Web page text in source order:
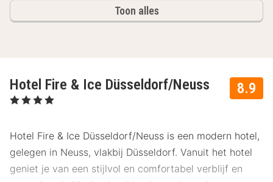
Toon alles
8.9
Hotel Fire & Ice Düsseldorf/Neuss
, 4 Sterren
Hotel Fire & Ice Düsseldorf/Neuss is een modern hotel,
gelegen in Neuss, vlakbij Düsseldorf. Vanuit het hotel
geniet je van een stijlvol en comfortabel verblijf en